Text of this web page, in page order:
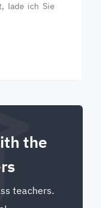
lade ich Sie
the
teachers.